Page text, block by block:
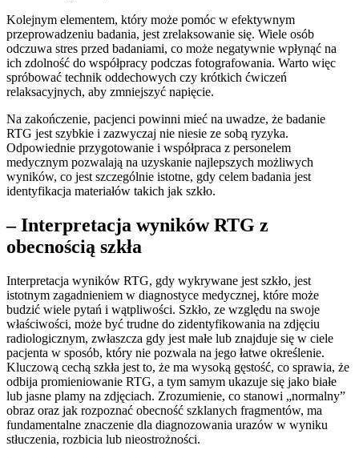
Kolejnym elementem, który może pomóc w efektywnym
przeprowadzeniu badania, jest zrelaksowanie się. Wiele osób
odczuwa stres przed badaniami, co może negatywnie wpłynąć na
ich zdolność do współpracy podczas fotografowania. Warto więc
spróbować technik oddechowych czy krótkich ćwiczeń
relaksacyjnych, aby zmniejszyć napięcie.
Na zakończenie, pacjenci powinni mieć na uwadze, że badanie
RTG jest szybkie i zazwyczaj nie niesie ze sobą ryzyka.
Odpowiednie przygotowanie i współpraca z personelem
medycznym pozwalają na uzyskanie najlepszych możliwych
wyników, co jest szczególnie istotne, gdy celem badania jest
identyfikacja materiałów takich jak szkło.
– Interpretacja wyników RTG z
obecnością szkła
Interpretacja wyników RTG, gdy wykrywane jest szkło, jest
istotnym zagadnieniem w diagnostyce medycznej, które może
budzić wiele pytań i wątpliwości. Szkło, ze względu na swoje
właściwości, może być trudne do zidentyfikowania na zdjęciu
radiologicznym, zwłaszcza gdy jest małe lub znajduje się w ciele
pacjenta w sposób, który nie pozwala na jego łatwe określenie.
Kluczową cechą szkła jest to, że ma wysoką gęstość, co sprawia, że
odbija promieniowanie RTG, a tym samym ukazuje się jako białe
lub jasne plamy na zdjęciach. Zrozumienie, co stanowi „normalny”
obraz oraz jak rozpoznać obecność szklanych fragmentów, ma
fundamentalne znaczenie dla diagnozowania urazów w wyniku
stłuczenia, rozbicia lub nieostrożności.